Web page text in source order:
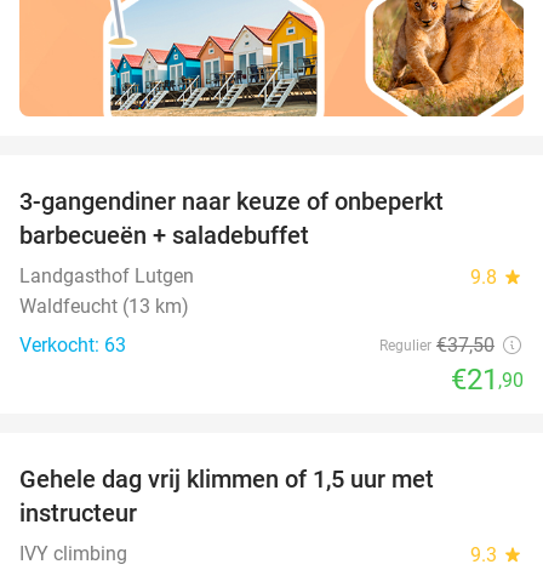
3-gangendiner naar keuze of onbeperkt
barbecueën + saladebuffet
Landgasthof Lutgen 9.8 star
Waldfeucht (13 km)
Verkocht: 63
Regulier €37,50
€21 ,90
Gehele dag vrij klimmen of 1,5 uur met
instructeur
IVY climbing 9.3 star